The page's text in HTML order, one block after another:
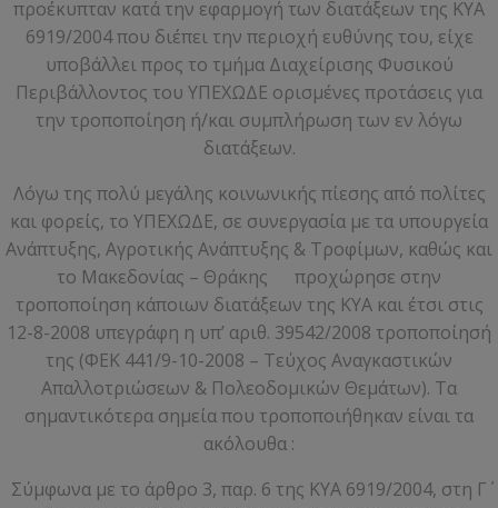
προέκυπταν κατά την εφαρμογή των διατάξεων της ΚΥΑ
6919/2004 που διέπει την περιοχή ευθύνης του, είχε
υποβάλλει προς το τμήμα Διαχείρισης Φυσικού
Περιβάλλοντος του ΥΠΕΧΩΔΕ ορισμένες προτάσεις για
την τροποποίηση ή/και συμπλήρωση των εν λόγω
διατάξεων.
Λόγω της πολύ μεγάλης κοινωνικής πίεσης από πολίτες
και φορείς, το ΥΠΕΧΩΔΕ, σε συνεργασία με τα υπουργεία
Ανάπτυξης, Αγροτικής Ανάπτυξης & Τροφίμων, καθώς και
το Μακεδονίας – Θράκης προχώρησε στην
τροποποίηση κάποιων διατάξεων της ΚΥΑ και έτσι στις
12-8-2008 υπεγράφη η υπ’ αριθ. 39542/2008 τροποποίησή
της (ΦΕΚ 441/9-10-2008 – Τεύχος Αναγκαστικών
Απαλλοτριώσεων & Πολεοδομικών Θεμάτων). Τα
σημαντικότερα σημεία που τροποποιήθηκαν είναι τα
ακόλουθα :
Σύμφωνα με το άρθρο 3, παρ. 6 της ΚΥΑ 6919/2004, στη Γ΄